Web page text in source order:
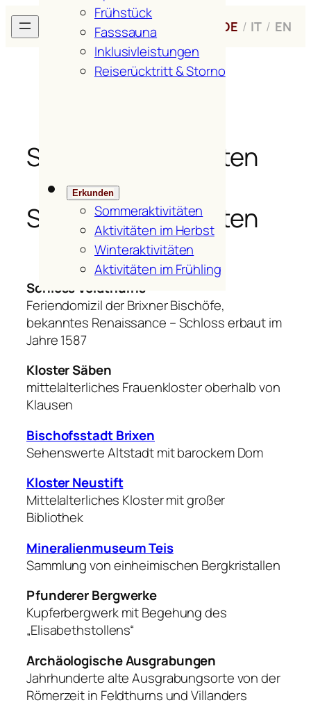
Zum
Inhalt
Frühstück
Fasssauna
Inklusivleistungen
Reiserücktritt & Storno
Erkunden
Sommeraktivitäten
Aktivitäten im Herbst
Winteraktivitäten
Aktivitäten im Frühling
H oferHof DE / IT / EN
Sehenswürdigkeiten
Sehenswürdigkeiten
Schloss Veldthurns
Feriendomizil der Brixner Bischöfe,
bekanntes Renaissance – Schloss erbaut im
Jahre 1587
Kloster Säben
mittelalterliches Frauenkloster oberhalb von
Klausen
Bischofsstadt Brixen
Sehenswerte Altstadt mit barockem Dom
Kloster Neustift
Mittelalterliches Kloster mit großer
Bibliothek
Mineralienmuseum Teis
Sammlung von einheimischen Bergkristallen
Pfunderer Bergwerke
Kupferbergwerk mit Begehung des
„Elisabethstollens“
Archäologische Ausgrabungen
Jahrhunderte alte Ausgrabungsorte von der
Römerzeit in Feldthurns und Villanders